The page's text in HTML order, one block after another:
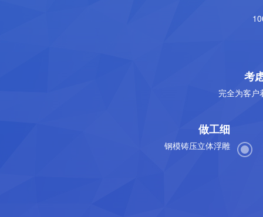
考
完全为客户
做工细
钢模铸压立体浮雕